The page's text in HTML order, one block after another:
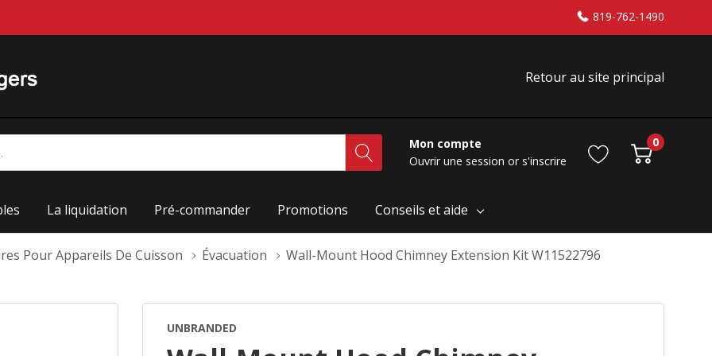
819-762-1490
Retour au site principal
Mon compte
Ouvrir une session or s'inscrire
0
La liquidation Pré-commander Promotions Conseils et aide
Pour Appareils De Cuisson Évacuation Wall-Mount Hood Chimney Extension Kit W11522796
UNBRANDED